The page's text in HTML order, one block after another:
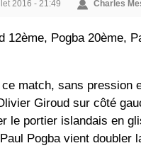
2016 - 21:49 Charles
12ème, Pogba 20ème,
match, sans pression
Giroud sur côté
le portier islandais en
Pogba vient doubler